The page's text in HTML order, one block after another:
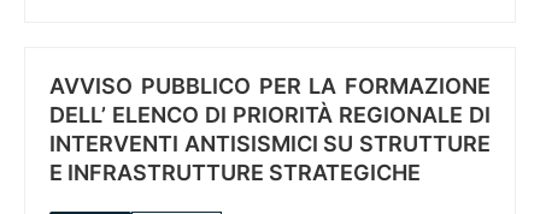
AVVISO PUBBLICO PER LA FORMAZIONE
DELL’ ELENCO DI PRIORITÀ REGIONALE DI
INTERVENTI ANTISISMICI SU STRUTTURE
E INFRASTRUTTURE STRATEGICHE